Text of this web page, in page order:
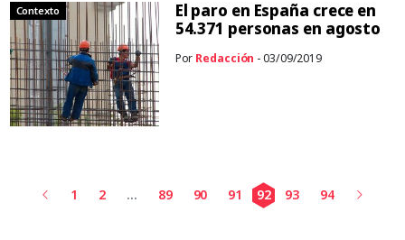
Contexto
El paro en España crece en
54.371 personas en agosto
Por Redacción - 03/09/2019
1 2 ... 89 90 91 92 93 94